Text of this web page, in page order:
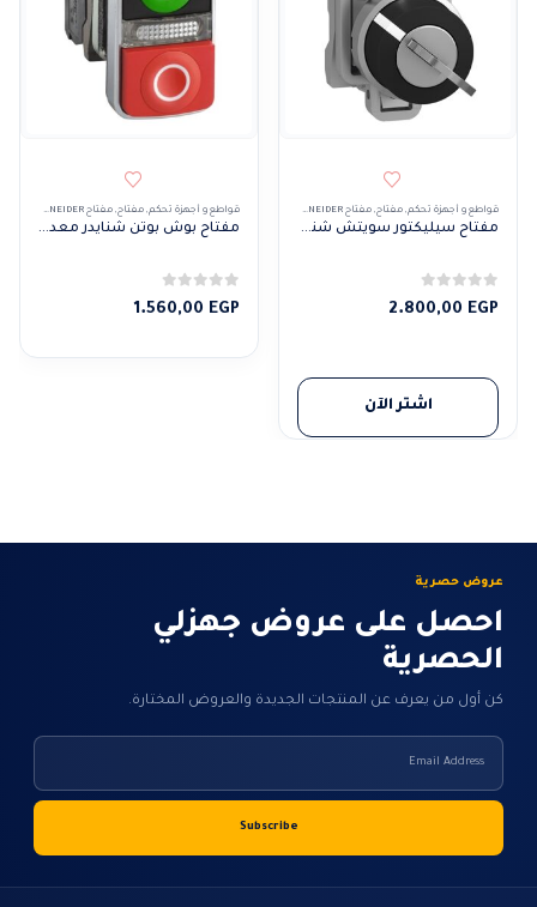
قواطع و أجهزة تحكم, مفتاح, مفتاح SCHNEIDER
مفتاح سيليكتور سويتش شنايدر معدنى عادة
0من 5
2.800,00 EGP
اشتر الآن
قواطع و أجهزة تحكم, مفتاح, مفتاح SCHNEIDER
مفتاح بوش بوتن شنايدر معدنى مزدوج بلمبة أسود 24 VAC
0من 5
1.560,00 EGP
عروض حصرية
احصل على عروض جهزلي
الحصرية
كن أول من يعرف عن المنتجات الجديدة والعروض المختارة.